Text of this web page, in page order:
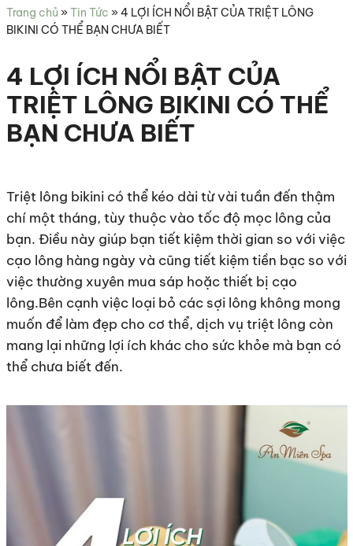
sức
khỏe
Trang chủ »Tin Tức »4 LỢI ÍCH NỔI BẬT CỦA TRIỆT LÔNG
BIKINI CÓ THỂ BẠN CHƯA BIẾT
4 LỢI ÍCH NỔI BẬT CỦA
TRIỆT LÔNG BIKINI CÓ THỂ
BẠN CHƯA BIẾT
Triệt lông bikini có thể kéo dài từ vài tuần đến thậm
chí một tháng, tùy thuộc vào tốc độ mọc lông của
bạn. Điều này giúp bạn tiết kiệm thời gian so với việc
cạo lông hàng ngày và cũng tiết kiệm tiền bạc so với
việc thường xuyên mua sáp hoặc thiết bị cạo
lông.Bên cạnh việc loại bỏ các sợi lông không mong
muốn để làm đẹp cho cơ thể, dịch vụ triệt lông còn
mang lại những lợi ích khác cho sức khỏe mà bạn có
thể chưa biết đến.